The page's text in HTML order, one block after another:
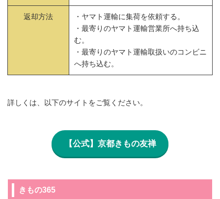
返却方法
・ヤマト運輸に集荷を依頼する。
・最寄りのヤマト運輸営業所へ持ち込
む。
・最寄りのヤマト運輸取扱いのコンビニ
へ持ち込む。
詳しくは、以下のサイトをご覧ください。
【公式】京都きもの友禅
きもの365